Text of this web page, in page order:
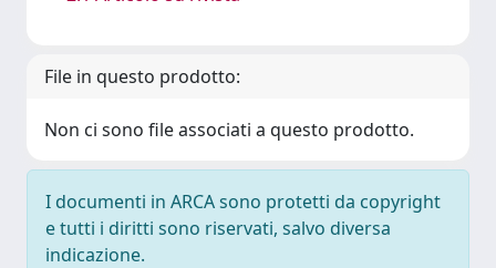
File in questo prodotto:
Non ci sono file associati a questo prodotto.
I documenti in ARCA sono protetti da copyright
e tutti i diritti sono riservati, salvo diversa
indicazione.